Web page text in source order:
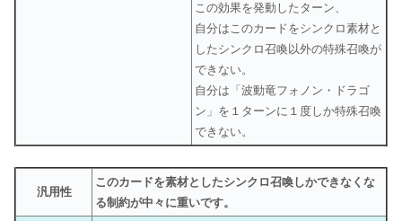
この効果を発動したターン、
自分はこのカードをシンクロ素材と
したシンクロ召喚以外の特殊召喚が
できない。
自分は「波動竜フォノン・ドラゴ
ン」を１ターンに１度しか特殊召喚
できない。
汎用性
このカードを素材としたシンクロ召喚しかできなくな
る制約が中々に重いです。